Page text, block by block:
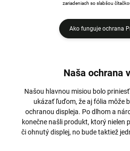
zariadeniach so slabšou
Ako funguje ochrana
Naša ochrana
Našou hlavnou misiou bolo
ukázať ľuďom, že aj fólia môže
ochranou displeja. Po dlhom a
konečne našli produkt, ktorý nielen
či ohnutý displej, no bude taktiež